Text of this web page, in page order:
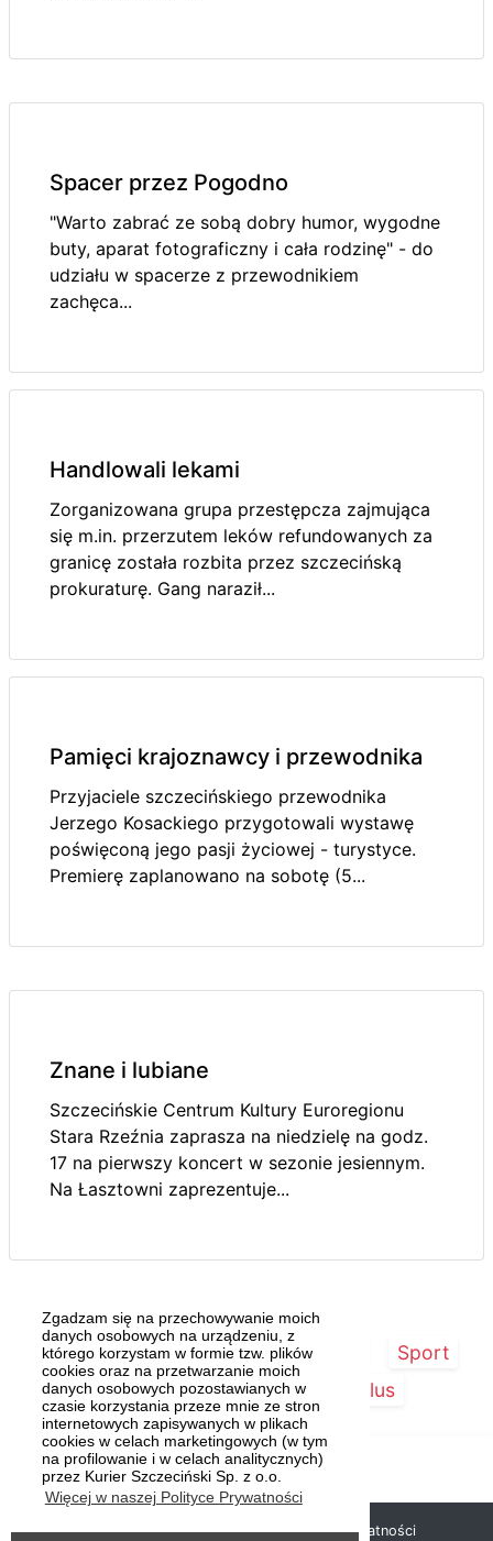
Zgadzam się na przechowywanie moich
danych osobowych na urządzeniu, z
którego korzystam w formie tzw. plików
cookies oraz na przetwarzanie moich
danych osobowych pozostawianych w
czasie korzystania przeze mnie ze stron
internetowych zapisywanych w plikach
cookies w celach marketingowych (w tym
na profilowanie i w celach analitycznych)
przez Kurier Szczeciński Sp. z o.o.
Więcej w naszej Polityce Prywatności
Spacer przez Pogodno
"Warto zabrać ze sobą dobry humor, wygodne
buty, aparat fotograficzny i cała rodzinę" - do
udziału w spacerze z przewodnikiem
zachęca...
Handlowali lekami
Zorganizowana grupa przestępcza zajmująca
się m.in. przerzutem leków refundowanych za
granicę została rozbita przez szczecińską
prokuraturę. Gang naraził...
Pamięci krajoznawcy i przewodnika
Przyjaciele szczecińskiego przewodnika
Jerzego Kosackiego przygotowali wystawę
poświęconą jego pasji życiowej - turystyce.
Premierę zaplanowano na sobotę (5...
Znane i lubiane
Szczecińskie Centrum Kultury Euroregionu
Stara Rzeźnia zaprasza na niedzielę na godz.
17 na pierwszy koncert w sezonie jesiennym.
Na Łasztowni zaprezentuje...
Strona główna Szczecin/Region
Sport
Kultura
Kurier Plus
Copyright © 2019 Kurier Szczeciński |Polityka prywatności